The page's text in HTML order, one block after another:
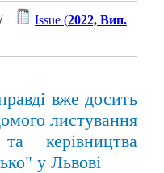
/ Issue (2022, Вип.
вже досить
листування
керівництва
у Львові